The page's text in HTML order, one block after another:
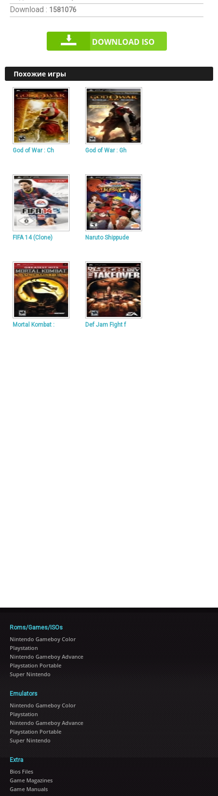
Download : 1581076
DOWNLOAD ISO
Похожие игры
God of War : Ch God of War : Gh
FIFA 14 (Clone) Naruto Shippude
Mortal Kombat : Def Jam Fight f
Roms/Games/ISOs
Nintendo Gameboy Color
Playstation
Nintendo Gameboy Advance
Playstation Portable
Super Nintendo
Emulators
Nintendo Gameboy Color
Playstation
Nintendo Gameboy Advance
Playstation Portable
Super Nintendo
Extra
Bios Files
Game Magazines
Game Manuals